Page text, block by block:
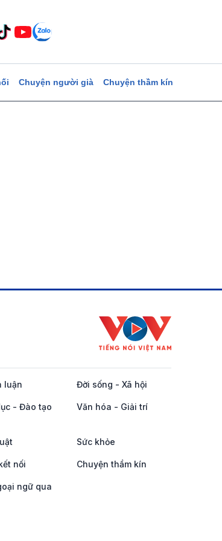
Chuyện người già Chuyện thầm kín
luận Đời sống - Xã hội
- Đào tạo Văn hóa - Giải trí
Sức khỏe
nối Chuyện thầm kín
ngữ qua